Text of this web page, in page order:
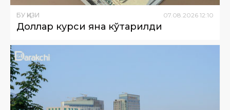
БУ ҚИЗИҚ 07.08.2026 12:10
Доллар курси яна кўтарилди